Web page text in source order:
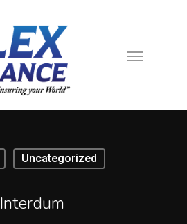
Uncategorized
Interdum